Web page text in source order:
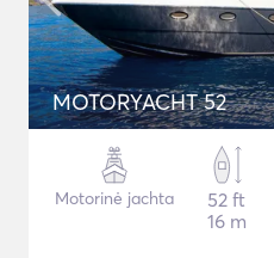
MOTORYACHT 52
Motorinė jachta
52 ft
16 m